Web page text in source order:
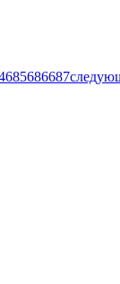
685686687